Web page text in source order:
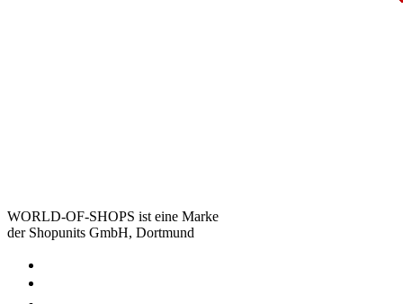
WORLD-OF-SHOPS ist eine Marke
der Shopunits GmbH, Dortmund